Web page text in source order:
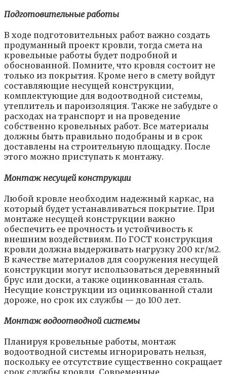
Подготовительные работы
В ходе подготовительных работ важно создать
продуманный проект кровли, тогда смета на
кровельные работы будет подробной и
обоснованной. Помните, что кровля состоит не
только из покрытия. Кроме него в смету войдут
составляющие несущей конструкции,
комплектующие для водоотводной системы,
утеплитель и пароизоляция. Также не забудьте о
расходах на транспорт и на проведение
собственно кровельных работ. Все материалы
должны быть правильно подобраны и в срок
доставлены на строительную площадку. После
этого можно приступать к монтажу.
Монтаж несущей конструкции
Любой кровле необходим надежный каркас, на
который будет устанавливаться покрытие. При
монтаже несущей конструкции важно
обеспечить ее прочность и устойчивость к
внешним воздействиям. По ГОСТ конструкция
кровли должна выдерживать нагрузку 200 кг/м2.
В качестве материалов для сооружения несущей
конструкции могут использоваться деревянный
брус или доски, а также оцинкованная сталь.
Несущие конструкции из оцинкованной стали
дороже, но срок их службы — до 100 лет.
Монтаж водоoтводной системы
Планируя кровельные работы, монтаж
водоотводной системы игнорировать нельзя,
поскольку ее отсутствие существенно сокращает